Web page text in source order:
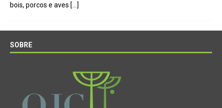
bois, porcos e aves […]
SOBRE